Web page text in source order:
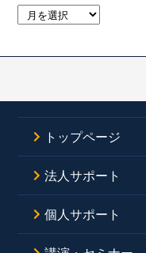
トップページ
法人サポート
個人サポート